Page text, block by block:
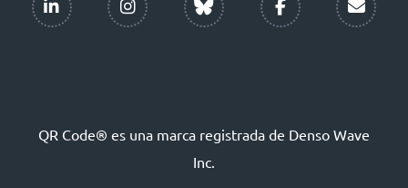
QR Code® es una marca registrada de Denso Wave
Inc.